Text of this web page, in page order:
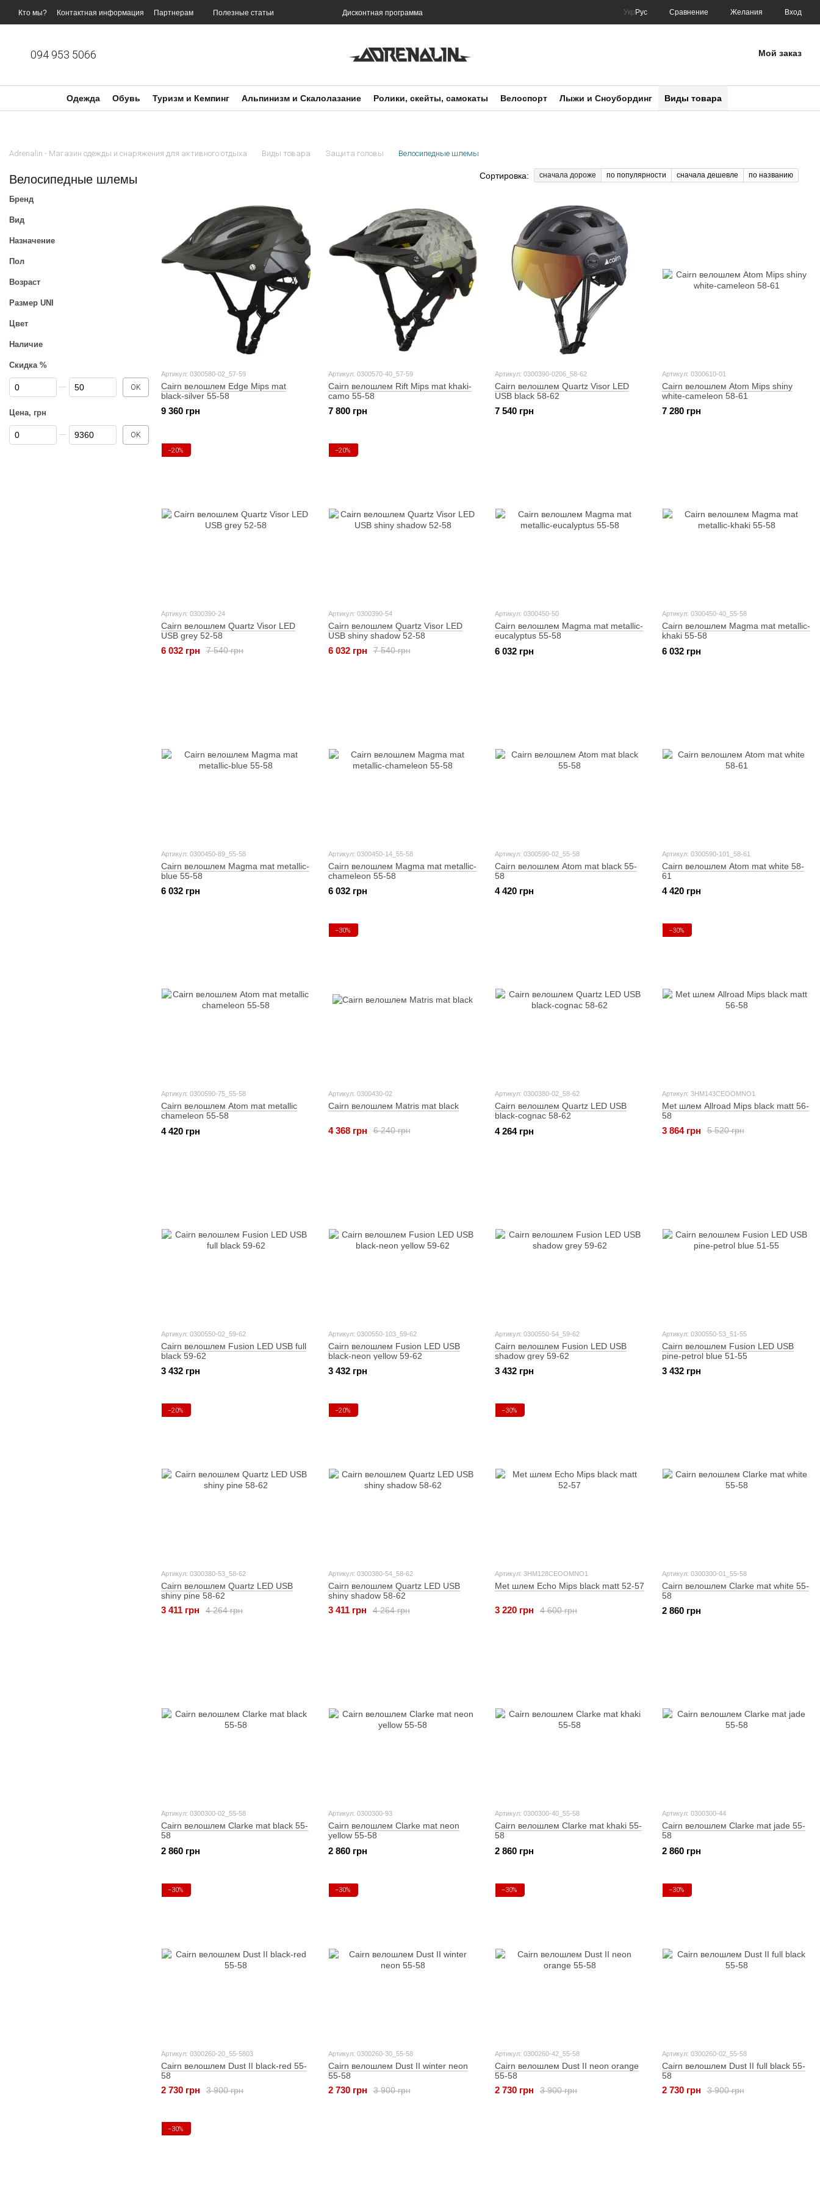
Перейти к основному контенту
Кто мы? Контактная информация Партнерам Полезные статьи Дисконтная программа Укр Рус Сравнение Желания Вход
094 953 5066 Мой заказ
Одежда Обувь Туризм и Кемпинг Альпинизм и Скалолазание Ролики, скейты, самокаты Велоспорт Лыжи и Сноубординг Виды товара
Adrenalin - Магазин одежды и снаряжения для активного отдыха Виды товара Защита головы Велосипедные шлемы
Велосипедные шлемы Сортировка: сначала дороже по популярности сначала дешевле по названию
Артикул: 0300580-02_57-59
Cairn велошлем Edge Mips mat
black-silver 55-58
9 360 грн
Артикул: 0300570-40_57-59
Cairn велошлем Rift Mips mat khaki-
camo 55-58
7 800 грн
Артикул: 0300390-0206_58-62
Cairn велошлем Quartz Visor LED
USB black 58-62
7 540 грн
Артикул: 0300610-01
Cairn велошлем Atom Mips shiny
white-cameleon 58-61
7 280 грн
−20%
Артикул: 0300390-24
Cairn велошлем Quartz Visor LED
USB grey 52-58
7 540 грн
6 032 грн
−20%
Артикул: 0300390-54
Cairn велошлем Quartz Visor LED
USB shiny shadow 52-58
7 540 грн
6 032 грн
Артикул: 0300450-50
Cairn велошлем Magma mat metallic-
eucalyptus 55-58
6 032 грн
Артикул: 0300450-40_55-58
Cairn велошлем Magma mat metallic-
khaki 55-58
6 032 грн
Артикул: 0300450-89_55-58
Cairn велошлем Magma mat metallic-
blue 55-58
6 032 грн
Артикул: 0300450-14_55-58
Cairn велошлем Magma mat metallic-
chameleon 55-58
6 032 грн
Артикул: 0300590-02_55-58
Cairn велошлем Atom mat black 55-
58
4 420 грн
Артикул: 0300590-101_58-61
Cairn велошлем Atom mat white 58-
61
4 420 грн
Артикул: 0300590-75_55-58
Cairn велошлем Atom mat metallic
chameleon 55-58
4 420 грн
−30%
Артикул: 0300430-02
Cairn велошлем Matris mat black
6 240 грн
4 368 грн
Артикул: 0300380-02_58-62
Cairn велошлем Quartz LED USB
black-cognac 58-62
4 264 грн
−30%
Артикул: 3HM143CEOOMNO1
Met шлем Allroad Mips black matt 56-
58
5 520 грн
3 864 грн
Артикул: 0300550-02_59-62
Cairn велошлем Fusion LED USB full
black 59-62
3 432 грн
Артикул: 0300550-103_59-62
Cairn велошлем Fusion LED USB
black-neon yellow 59-62
3 432 грн
Артикул: 0300550-54_59-62
Cairn велошлем Fusion LED USB
shadow grey 59-62
3 432 грн
Артикул: 0300550-53_51-55
Cairn велошлем Fusion LED USB
pine-petrol blue 51-55
3 432 грн
−20%
Артикул: 0300380-53_58-62
Cairn велошлем Quartz LED USB
shiny pine 58-62
4 264 грн
3 411 грн
−20%
Артикул: 0300380-54_58-62
Cairn велошлем Quartz LED USB
shiny shadow 58-62
4 264 грн
3 411 грн
−30%
Артикул: 3HM128CEOOMNO1
Met шлем Echo Mips black matt 52-57
4 600 грн
3 220 грн
Артикул: 0300300-01_55-58
Cairn велошлем Clarke mat white 55-
58
2 860 грн
Артикул: 0300300-02_55-58
Cairn велошлем Clarke mat black 55-
58
2 860 грн
Артикул: 0300300-93
Cairn велошлем Clarke mat neon
yellow 55-58
2 860 грн
Артикул: 0300300-40_55-58
Cairn велошлем Clarke mat khaki 55-
58
2 860 грн
Артикул: 0300300-44
Cairn велошлем Clarke mat jade 55-
58
2 860 грн
−30%
Артикул: 0300260-20_55-5803
Cairn велошлем Dust II black-red 55-
58
3 900 грн
2 730 грн
−30%
Артикул: 0300260-30_55-58
Cairn велошлем Dust II winter neon
55-58
3 900 грн
2 730 грн
−30%
Артикул: 0300260-42_55-58
Cairn велошлем Dust II neon orange
55-58
3 900 грн
2 730 грн
−30%
Артикул: 0300260-02_55-58
Cairn велошлем Dust II full black 55-
58
3 900 грн
2 730 грн
−30%
Бренд
Вид
Назначение
Пол
Возраст
Размер UNI
Цвет
Наличие
Скидка %
От Скидка %
До Скидка % OK
Цена, грн
От Цена, грн
До Цена, грн OK